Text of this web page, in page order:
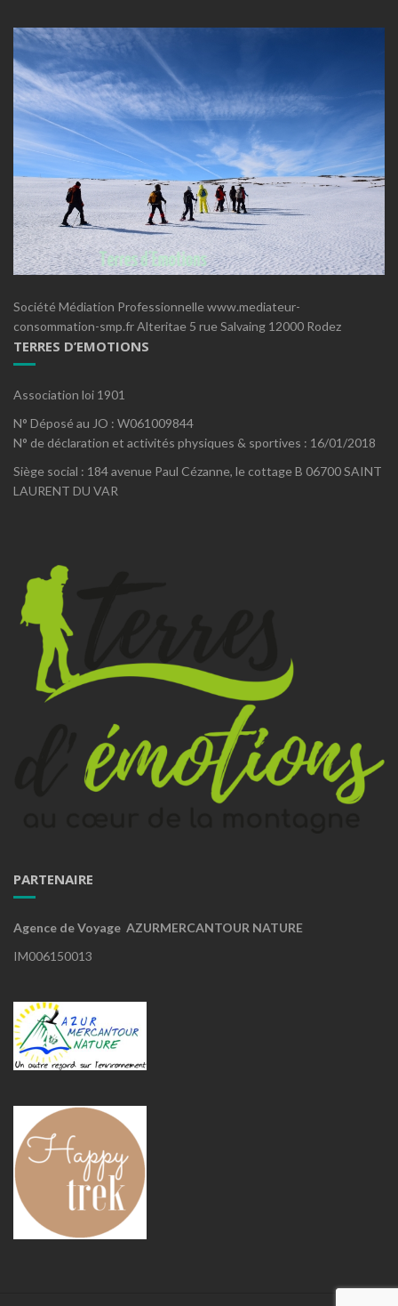
Société Médiation Professionnelle www.mediateur-
consommation-smp.fr Alteritae 5 rue Salvaing 12000 Rodez
TERRES D’EMOTIONS
Association loi 1901
N° Déposé au JO : W061009844
N° de déclaration et activités physiques & sportives : 16/01/2018
Siège social : 184 avenue Paul Cézanne, le cottage B 06700 SAINT
LAURENT DU VAR
PARTENAIRE
Agence de Voyage AZURMERCANTOUR NATURE
IM006150013